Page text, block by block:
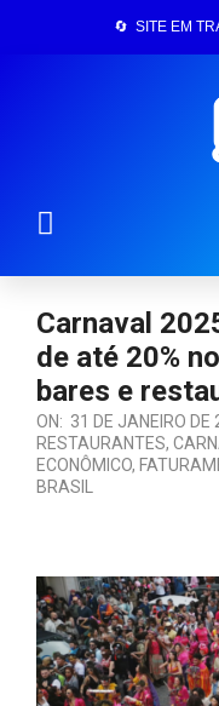
🔄 SITE EM
Carnaval
de até 20%
bares e
ON: 31 DE JANEIRO DE
RESTAURANTES,
ECONÔMICO,
BRASIL